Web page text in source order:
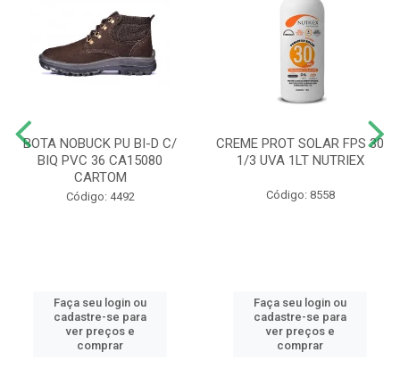
BOTA NOBUCK PU BI-D C/
BIQ PVC 36 CA15080
CARTOM
Código: 4492
Faça seu login ou
cadastre-se para
ver preços e
comprar
CREME PROT SOLAR FPS 30
1/3 UVA 1LT NUTRIEX
Código: 8558
Faça seu login ou
cadastre-se para
ver preços e
comprar